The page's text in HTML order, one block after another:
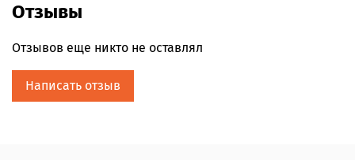
Отзывы
Отзывов еще никто не оставлял
Написать отзыв